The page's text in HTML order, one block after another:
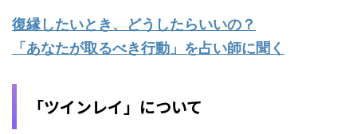
復縁したいとき、どうしたらいいの？
「あなたが取るべき行動」を占い師に聞く
「ツインレイ」について